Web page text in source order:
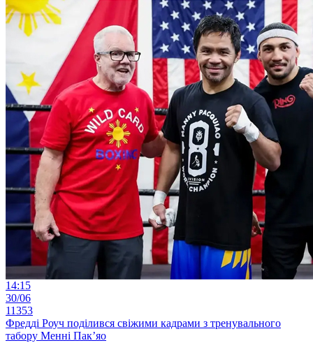
14:15
30/06
11353
Фредді Роуч поділився свіжими кадрами з тренувального
табору Менні Пак’яо